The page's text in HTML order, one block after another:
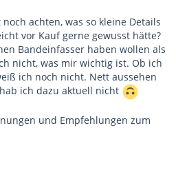
achten, was so kleine Details
vor Kauf gerne gewusst hätte?
Bandeinfasser haben wollen als
nicht, was mir wichtig ist. Ob ich
ich noch nicht. Nett aussehen
ich dazu aktuell nicht
und Empfehlungen zum